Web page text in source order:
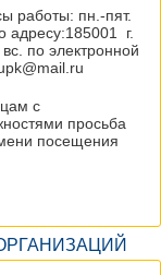
работы: пн.-пят.
адресу:185001 г.
по электронной
с
просьба
посещения